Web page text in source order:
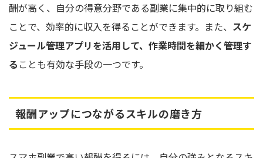
酬が高く、自分の得意分野である副業に集中的に取り組む
ことで、効率的に収入を得ることができます。また、 スケ
ジュール管理アプリを活用して、作業時間を細かく管理す
る ことも有効な手段の一つです。
報酬アップにつながるスキルの磨き方